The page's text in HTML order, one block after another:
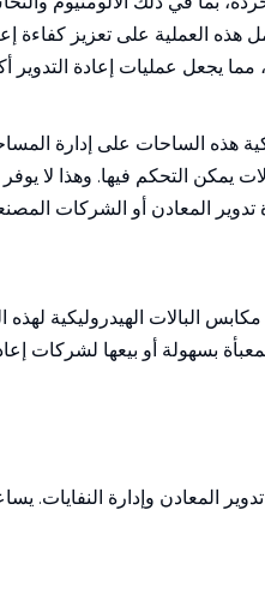
العملية على تعزيز كفاءة
يجعل عمليات إعادة التدوير
هذه الساحات على إدارة
يمكن التحكم فيها. وهذا لا
المعادن أو الشركات
البالات الهيدروليكية لهذه
بسهولة أو بيعها لشركات
المعادن وإدارة النفايات.